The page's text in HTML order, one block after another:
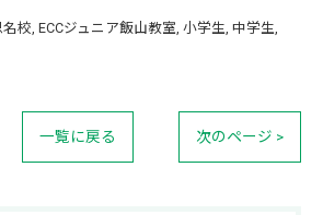
名校 ECCジュニア飯山教室 小学生 中学生
一覧に戻る 次のページ >